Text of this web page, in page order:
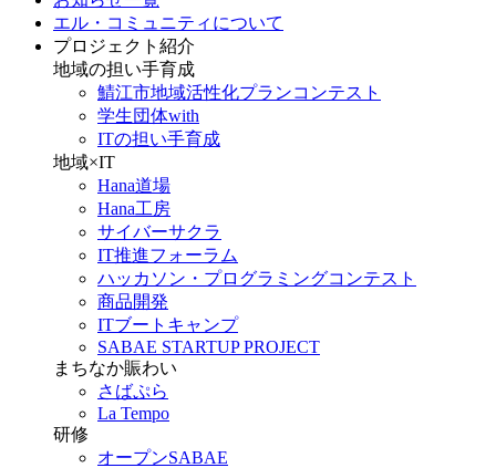
エル・コミュニティについて
プロジェクト紹介
地域の担い手育成
鯖江市地域活性化プランコンテスト
学生団体with
ITの担い手育成
地域×IT
Hana道場
Hana工房
サイバーサクラ
IT推進フォーラム
ハッカソン・プログラミングコンテスト
商品開発
ITブートキャンプ
SABAE STARTUP PROJECT
まちなか賑わい
さばぷら
La Tempo
研修
オープンSABAE